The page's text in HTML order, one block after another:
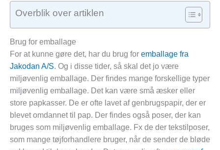
Overblik over artiklen
Brug for emballage
For at kunne gøre det, har du brug for emballage fra
Jakodan A/S. Og i disse tider, så skal det jo være
miljøvenlig emballage. Der findes mange forskellige typer
miljøvenlig emballage. Det kan være små æsker eller
store papkasser. De er ofte lavet af genbrugspapir, der er
blevet omdannet til pap. Der findes også poser, der kan
bruges som miljøvenlig emballage. Fx de der tekstilposer,
som mange tøjforhandlere bruger, når de sender de bløde